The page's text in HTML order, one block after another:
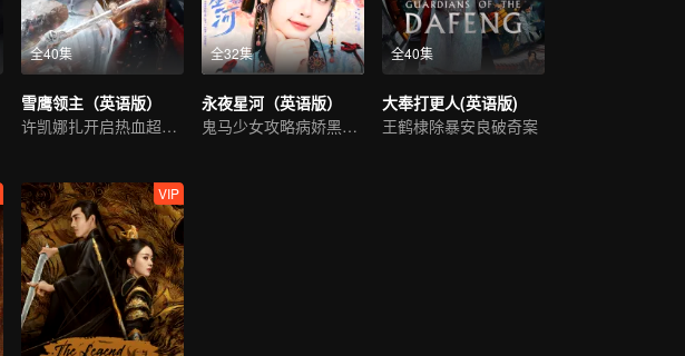
全40集
雪鹰领主（英语版）
许凯娜扎开启热血超凡世界
全32集
永夜星河（英语版）
鬼马少女攻略病娇黑莲花
全40集
大奉打更人(英语版)
王鹤棣除暴安良破奇案
VIP